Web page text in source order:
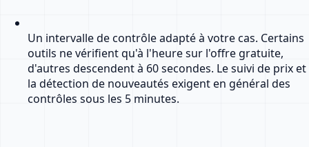
Un intervalle de contrôle adapté à votre cas. Certains
outils ne vérifient qu'à l'heure sur l'offre gratuite,
d'autres descendent à 60 secondes. Le suivi de prix et
la détection de nouveautés exigent en général des
contrôles sous les 5 minutes.